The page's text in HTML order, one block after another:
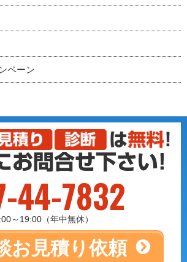
ペーン
44-7832
～19:00（年中無休）
お見積り依頼